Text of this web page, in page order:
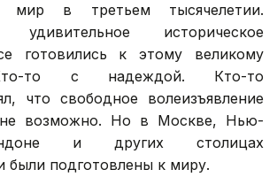
мир в третьем тысячелетии.
удивительное историческое
готовились к этому великому
то с надеждой. Кто-то
что свободное волеизъявление
возможно. Но в Москве, Нью-
и других столицах
были подготовлены к миру.